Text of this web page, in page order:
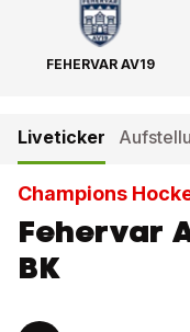
FEHERVAR AV19
Liveticker
Champions
Fehervar
BK